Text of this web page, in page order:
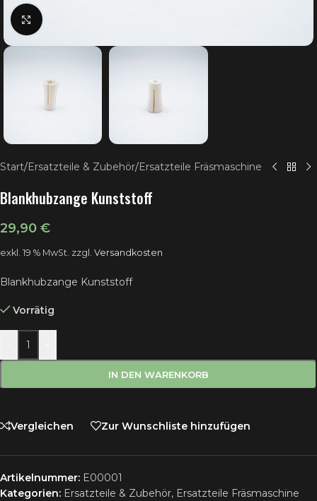
Klick zum Vergrößern
Start/Ersatzteile & Zubehör/Ersatzteile Fräsmaschine
Blankhubzange Kunststoff
29,90 €
exkl. 19 % MwSt. zzgl. Versandkosten
Blankhubzange Kunststoff
Vorrätig
IN DEN WARENKORB
Vergleichen Zur Wunschliste hinzufügen
Artikelnummer: E00001
Kategorien: Ersatzteile & Zubehör, Ersatzteile Fräsmaschine